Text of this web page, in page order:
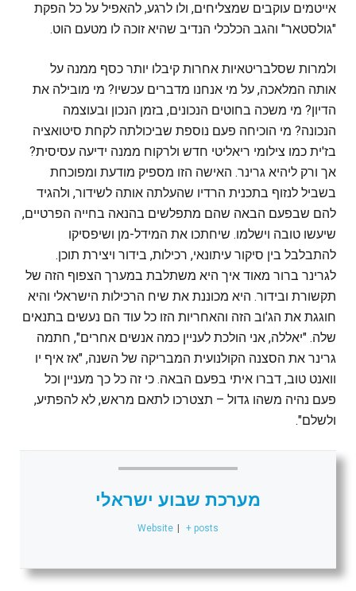
אייטמים עוקבים שמצליחים, ולו לרגע, להאפיל על כל הפקת
"גולסטאר" והגב הכלכלי הנדיב שהיא זוכה לו מטעם הוט.
ולמרות שסלבריטאיות אחרות קיבלו יותר כסף ממנה על
אותה המלאכה, על מי אנחנו מדברים עכשיו? מי מובילה את
הדיון? מי משכה בחוטים הנכונים, בזמן הנכון ובעוצמה
הנכונה? מי הוכיחה פעם נוספת שביכולתה לקחת סיטואציה
בז'ית כמו צילומי ריאליטי חדש ולרקוח ממנה ידיעה עסיסית?
אך ורק ליהיא גרינר. האישה הזו מספיק מודעת ומפוכחת
בשביל לנזוף בתכנית הרדיו שהעלתה אותה לשידור, ולהגיד
להם שבפעם הבאה שהם מתפלשים בהנאה בחייה הפרטיים,
שיעשו טובה וישלמו. שיחתכו את המידל-מן ושיפסיקו
להתבלבל בין סיקור עיתונאי, רכילות, בידור ויצירת תוכן.
לגרינר ברור מאוד איך היא משתלבת במערך הצפוף הזה של
תקשורת ובידור. היא מכוננת את שיח הרכילות הישראלי והיא
חוגגת את הג'וב הזה והאחריות הזו כל עוד הם נעשים בתנאים
שלה. "יאללה, אני הולכת לעניין כמה אנשים אחרים", חתמה
גרינר את הסצנה הקולנועית המבריקה של השנה, "אז איף יו
וואנט טוב, דברו איתי בפעם הבאה. כי זה כל כך מעניין וכל
פעם נהיה משהו גדול – תצטרכו לתאם מראש, לא להפתיע,
ולשלם".
מערכת שבוע ישראלי
Website + posts